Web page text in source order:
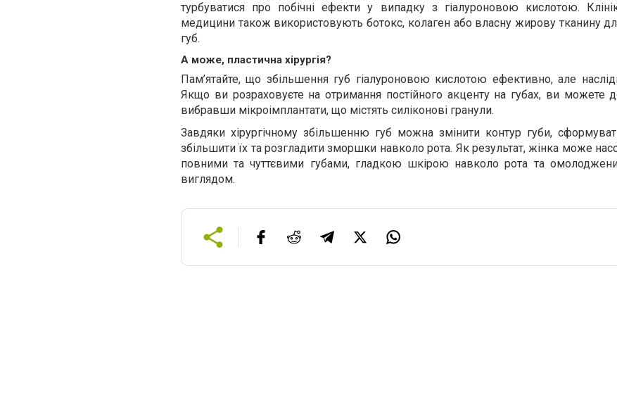
турбуватися про побічні ефекти у випадку з гіалуроновою кислотою.
медицини також використовують ботокс, колаген або власну жирову тканину
губ.
А може, пластична хірургія?
Пам’ятайте, що збільшення губ гіалуроновою кислотою ефективно, але
Якщо ви розраховуєте на отримання постійного акценту на губах, ви можете
вибравши мікроімплантати, що містять силіконові гранули.
Завдяки хірургічному збільшенню губ можна змінити контур губи,
збільшити їх та розгладити зморшки навколо рота. Як результат, жінка може
повними та чуттєвими губами, гладкою шкірою навколо рота та
виглядом.